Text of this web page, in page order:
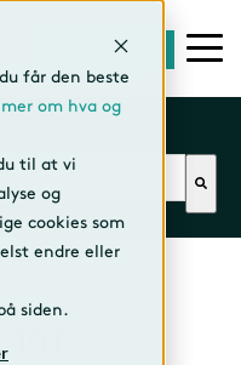
får den beste
mer om hva og
til at vi
og
cookies som
endre eller
siden.
BLI MEDLEM
tilhørende funksjon